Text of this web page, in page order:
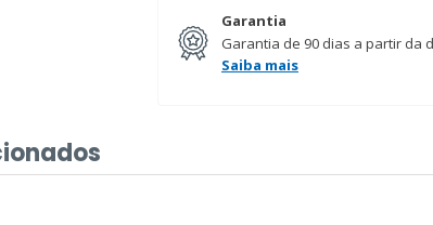
Garantia
Garantia de 90 dias a partir da
Saiba mais